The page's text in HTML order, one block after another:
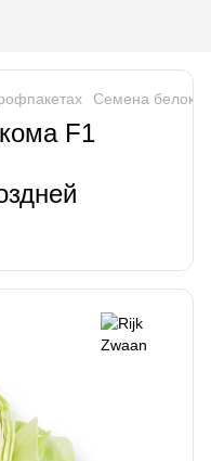
Семена
F1